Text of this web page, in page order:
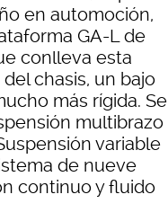
en automoción,
GA-L de
conlleva esta
chasis, un bajo
más rígida. Se
multibrazo
variable
de nueve
continuo y fluido